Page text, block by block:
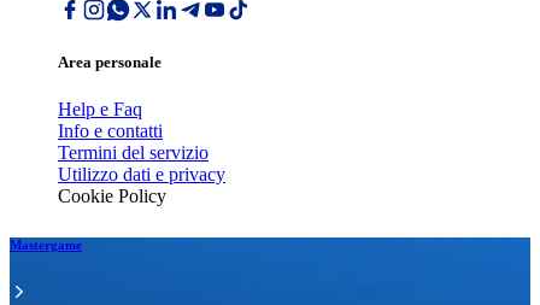
Area personale
Help e Faq
Info e contatti
Termini del servizio
Utilizzo dati e privacy
Cookie Policy
Mastergame